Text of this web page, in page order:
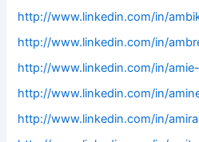
http://www.linkedin.com/in/
http://www.linkedin.com/in/
http://www.linkedin.com/in/
http://www.linkedin.com/in/
http://www.linkedin.com/in/